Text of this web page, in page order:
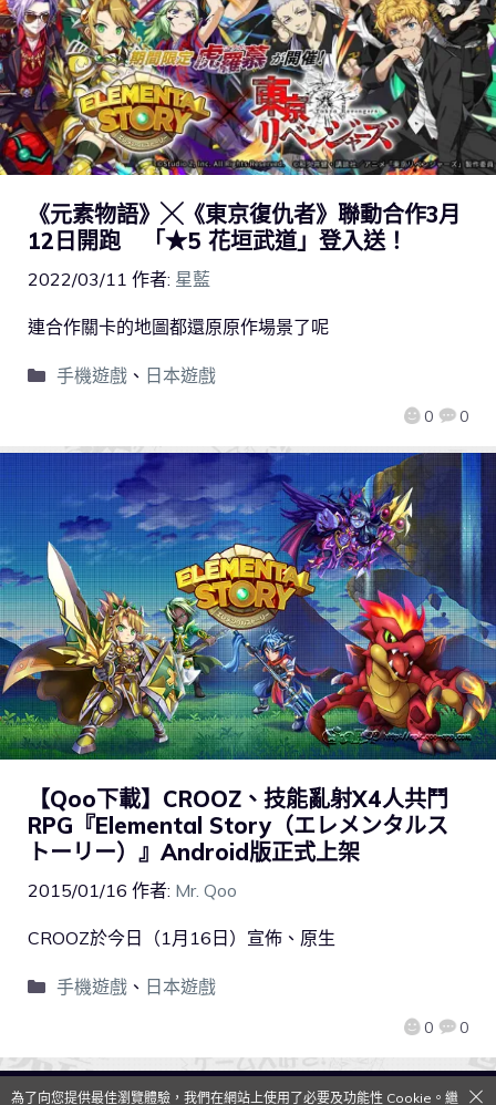
《元素物語》╳《東京復仇者》聯動合作3月
12日開跑 「★5 花垣武道」登入送！
2022/03/11 作者: 星藍
0 0
連合作關卡的地圖都還原原作場景了呢
手機遊戲、 日本遊戲
【Qoo下載】CROOZ、技能亂射X4人共鬥
RPG『Elemental Story（エレメンタルス
トーリー）』Android版正式上架
2015/01/16 作者: Mr. Qoo
0 0
CROOZ於今日（1月16日）宣佈、原生
手機遊戲、 日本遊戲
為了向您提供最佳瀏覽體驗，我們在網站上使用了必要及功能性 Cookie。繼